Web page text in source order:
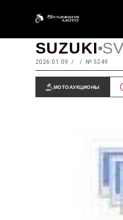
SUZUKI
2026.01.09 № 5249
МОТОАУКЦИОНЫ